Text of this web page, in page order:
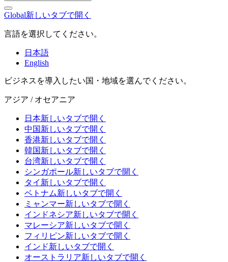
Global新しいタブで開く
言語を選択してください。
日本語
English
ビジネスを導入したい国・地域を選んでください。
アジア / オセアニア
日本新しいタブで開く
中国新しいタブで開く
香港新しいタブで開く
韓国新しいタブで開く
台湾新しいタブで開く
シンガポール新しいタブで開く
タイ 新しいタブで開く
ベトナム新しいタブで開く
ミャンマー新しいタブで開く
インドネシア新しいタブで開く
マレーシア新しいタブで開く
フィリピン新しいタブで開く
インド新しいタブで開く
オーストラリア新しいタブで開く